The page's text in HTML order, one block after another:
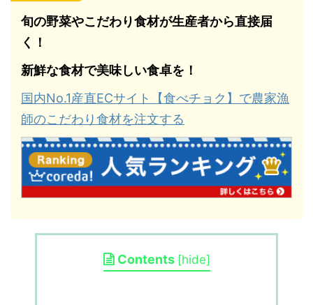
旬の野菜やこだわり食材が生産者から直接届
く！
新鮮な食材で美味しい食卓を！
国内No.1産直ECサイト【食べチョク】で農家漁
師のこだわり食材を注文する
Contents [hide]